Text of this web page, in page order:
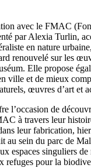
avec le FMAC
par Alexia Turlin,
en nature
renouvelé sur les
Elle propose
ville et de mieux
œuvres d’art et
l’occasion de
à travers leur
leur fabrication,
au sein du parc de
espaces singuliers
refuges pour la